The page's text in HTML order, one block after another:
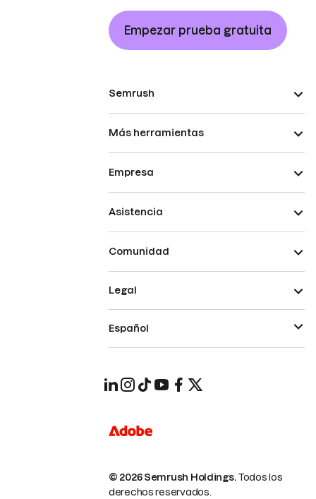
Empezar prueba gratuita
Semrush
Más herramientas
Empresa
Asistencia
Comunidad
© 2026 Semrush Holdings.Todos los
derechos reservados.
Legal
Español